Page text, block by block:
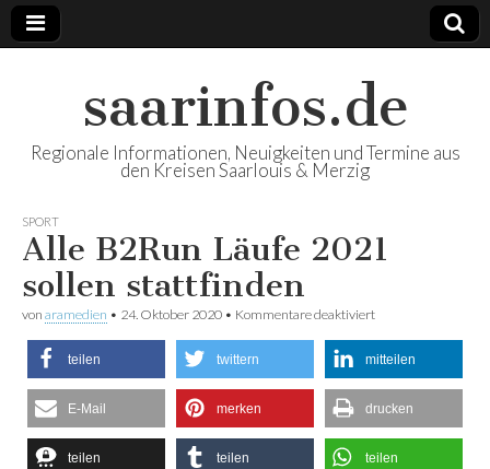
saarinfos.de
Regionale Informationen, Neuigkeiten und Termine aus
den Kreisen Saarlouis & Merzig
SPORT
Alle B2Run Läufe 2021
sollen stattfinden
von aramedien • 24. Oktober 2020 • Kommentare deaktiviert
teilen twittern mitteilen
E-Mail merken drucken
teilen teilen teilen